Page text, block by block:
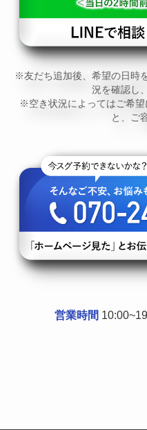
※友だち追加後、希望の日時
況を確認し
※空き状況によってはご希望
と、ご
営業時間